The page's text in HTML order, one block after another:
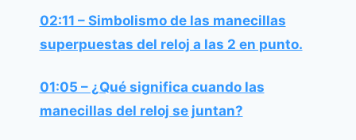
02:11 – Simbolismo de las manecillas
superpuestas del reloj a las 2 en punto.
01:05 – ¿Qué significa cuando las
manecillas del reloj se juntan?